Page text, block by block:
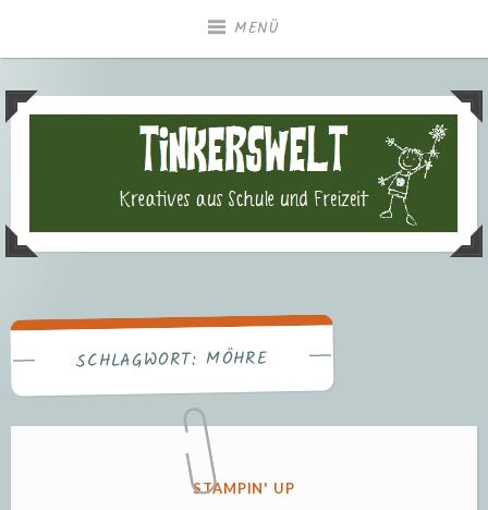
MENÜ
Tinkerswelt – Kreatives aus
Freizeit und Schule
SCHLAGWORT: MÖHRE
VERÖFFENTLICHT
STAMPIN' UP